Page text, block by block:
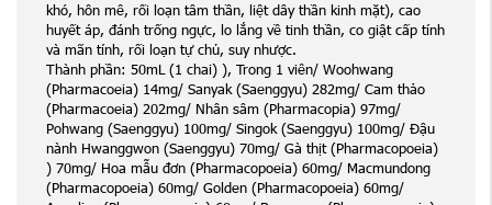
khó, hôn mê, rối loạn tâm thần, liệt dây thần kinh mặt), cao
huyết áp, đánh trống ngực, lo lắng về tinh thần, co giật cấp tính
và mãn tính, rối loạn tự chủ, suy nhược.
Thành phần: 50mL (1 chai) ), Trong 1 viên/ Woohwang
(Pharmacoeia) 14mg/ Sanyak (Saenggyu) 282mg/ Cam thảo
(Pharmacoeia) 202mg/ Nhân sâm (Pharmacopia) 97mg/
Pohwang (Saenggyu) 100mg/ Singok (Saenggyu) 100mg/ Đậu
nành Hwanggwon (Saenggyu) 70mg/ Gà thịt (Pharmacopoeia)
) 70mg/ Hoa mẫu đơn (Pharmacopoeia) 60mg/ Macmundong
(Pharmacopoeia) 60mg/ Golden (Pharmacopoeia) 60mg/